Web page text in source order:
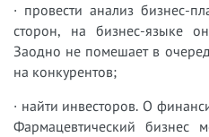
· провести анализ бизнес-
сторон, на бизнес-языке он
Заодно не помешает в
на конкурентов;
· найти инвесторов. О
Фармацевтический бизнес